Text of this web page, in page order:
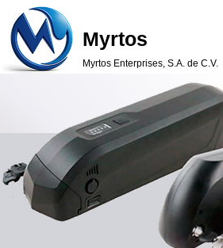
Myrtos
Myrtos Enterprises, S.A. de C.V.